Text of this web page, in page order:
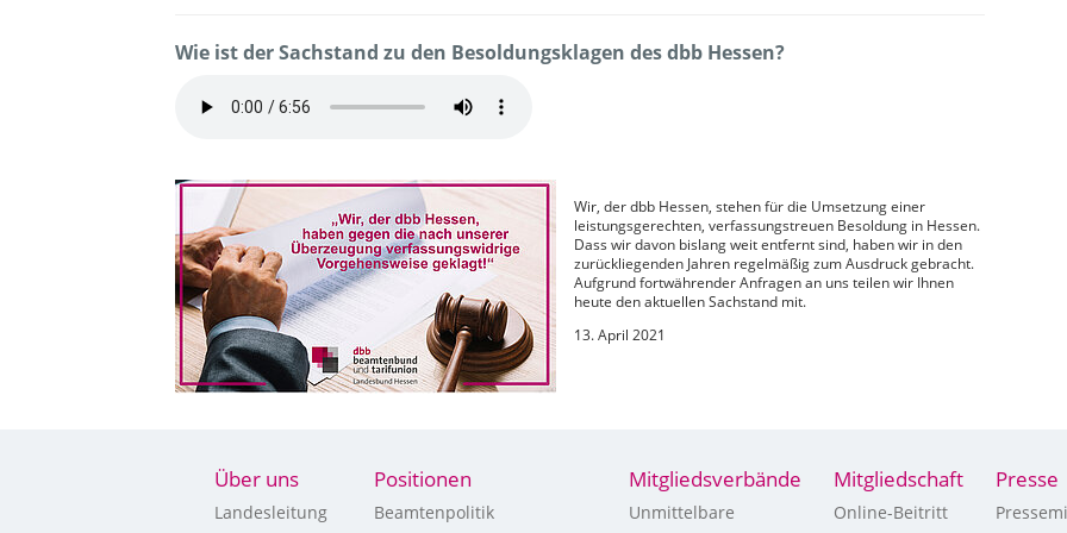
Wie ist der Sachstand zu den Besoldungsklagen des dbb Hessen?
Wir, der dbb Hessen, stehen für die Umsetzung einer
leistungsgerechten, verfassungstreuen Besoldung in Hessen.
Dass wir davon bislang weit entfernt sind, haben wir in den
zurückliegenden Jahren regelmäßig zum Ausdruck gebracht.
Aufgrund fortwährender Anfragen an uns teilen wir Ihnen
heute den aktuellen Sachstand mit.
13. April 2021
Über uns
Landesleitung
Positionen
Beamtenpolitik
Mitgliedsverbände
Unmittelbare
Mitgliedschaft
Online-Beitritt
Presse